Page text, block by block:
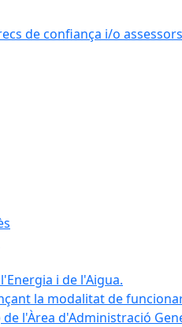
de confiança i/o assessors
i de l'Aigua.
la modalitat de
l'Àrea d'Administració